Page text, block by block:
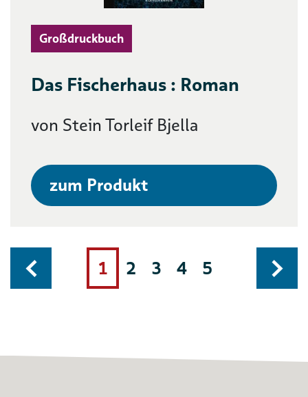
Großdruckbuch
Das Fischerhaus : Roman
von Stein Torleif Bjella
zum Produkt
1 2 3 4 5